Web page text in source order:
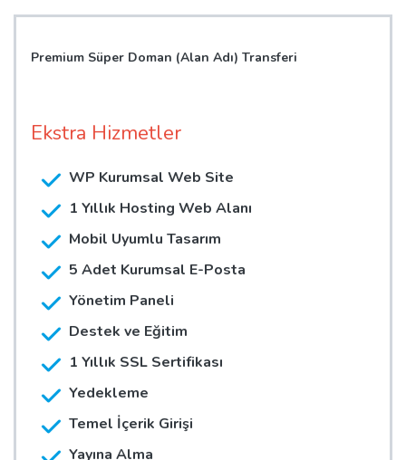
Premium Süper Doman (Alan Adı) Transferi
Ekstra Hizmetler
WP Kurumsal Web Site
1 Yıllık Hosting Web Alanı
Mobil Uyumlu Tasarım
5 Adet Kurumsal E-Posta
Yönetim Paneli
Destek ve Eğitim
1 Yıllık SSL Sertifikası
Yedekleme
Temel İçerik Girişi
Yayına Alma